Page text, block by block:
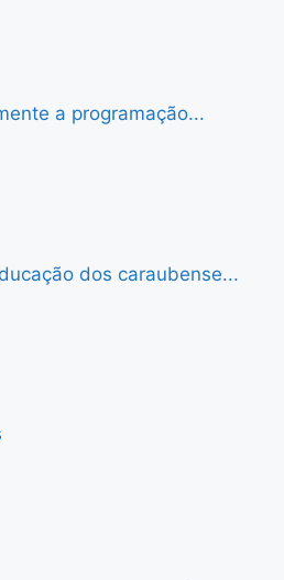
a programação...
dos caraubense...